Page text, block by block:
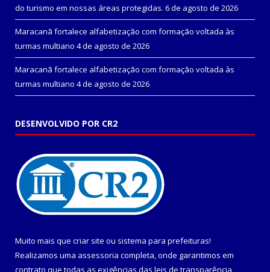
do turismo em nossas áreas protegidas. 6 de agosto de 2026
Maracanã fortalece alfabetização com formação voltada às
turmas multiano 4 de agosto de 2026
Maracanã fortalece alfabetização com formação voltada às
turmas multiano 4 de agosto de 2026
DESENVOLVIDO POR CR2
Muito mais que criar site ou sistema para prefeituras!
Realizamos uma assessoria completa, onde garantimos em